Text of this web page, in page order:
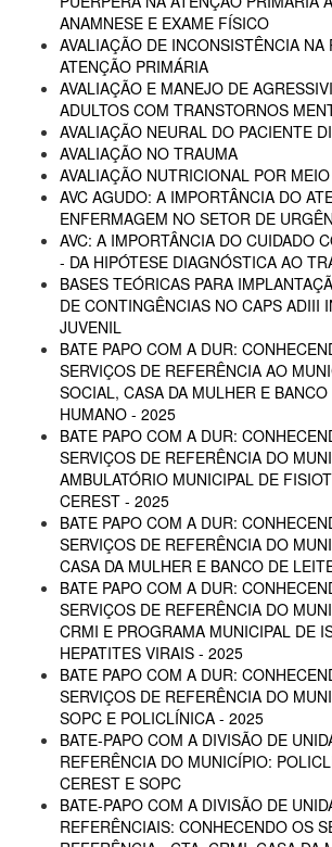
ANAMNESE E EXAME FÍSICO
AVALIAÇÃO DE INCONSISTÊNCIA NA
ATENÇÃO PRIMÁRIA
AVALIAÇÃO E MANEJO DE
ADULTOS COM TRANSTORNOS
AVALIAÇÃO NEURAL DO PACIENTE
AVALIAÇÃO NO TRAUMA
AVALIAÇÃO NUTRICIONAL POR
AVC AGUDO: A IMPORTÂNCIA DO
ENFERMAGEM NO SETOR DE
AVC: A IMPORTÂNCIA DO CUIDADO
- DA HIPÓTESE DIAGNÓSTICA AO
BASES TEÓRICAS PARA
DE CONTINGÊNCIAS NO CAPS ADIII
JUVENIL
BATE PAPO COM A DUR:
SERVIÇOS DE REFERÊNCIA AO
SOCIAL, CASA DA MULHER E
HUMANO - 2025
BATE PAPO COM A DUR:
SERVIÇOS DE REFERÊNCIA DO
AMBULATÓRIO MUNICIPAL DE
CEREST - 2025
BATE PAPO COM A DUR:
SERVIÇOS DE REFERÊNCIA DO
CASA DA MULHER E BANCO DE
BATE PAPO COM A DUR:
SERVIÇOS DE REFERÊNCIA DO
CRMI E PROGRAMA MUNICIPAL DE
HEPATITES VIRAIS - 2025
BATE PAPO COM A DUR:
SERVIÇOS DE REFERÊNCIA DO
SOPC E POLICLÍNICA - 2025
BATE-PAPO COM A DIVISÃO DE
REFERÊNCIA DO MUNICÍPIO:
CEREST E SOPC
BATE-PAPO COM A DIVISÃO DE
REFERÊNCIAIS: CONHECENDO OS